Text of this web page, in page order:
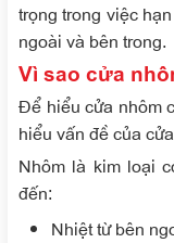
trọng trong việc
ngoài và bên trong.
Vì sao cửa
Để hiểu cửa nhôm
hiểu vấn đề của
Nhôm là kim loại
đến:
Nhiệt từ bên